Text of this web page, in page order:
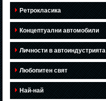
Ретрокласика
Концептуални автомобили
Личности в автоиндустрията
Любопитен свят
Най-най